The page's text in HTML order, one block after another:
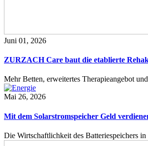
Juni 01, 2026
ZURZACH Care baut die etablierte
Mehr Betten, erweitertes Therapieangebot
Mai 26, 2026
Mit dem Solarstromspeicher Geld
Die Wirtschaftlichkeit des Batteriespeichers